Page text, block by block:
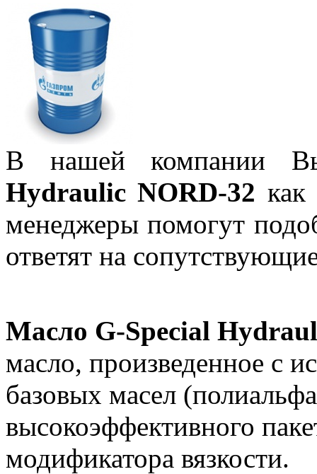
В нашей компании
Hydraulic NORD-32
менеджеры помогут
ответят на
Масло G-Special
масло, произведенное с
базовых масел
высокоэффективного
модификатора вязкости.